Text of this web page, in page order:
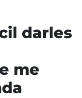
darles
me